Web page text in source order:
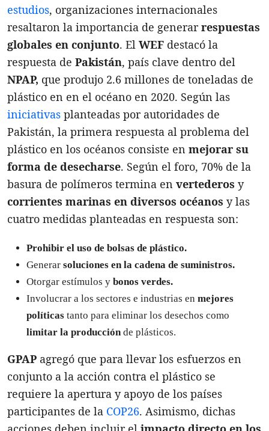
estudios, organizaciones internacionales
resaltaron la importancia de generarrespuestas
globales en conjunto. El WEF destacó la
respuesta de Pakistán, país clave dentro del
NPAP, que produjo 2.6 millones de toneladas de
plástico en en el océano en 2020. Según las
iniciativas planteadas por autoridades de
Pakistán, la primera respuesta al problema del
plástico en los océanos consiste en mejorar su
forma de desecharse. Según el foro, 70% de la
basura de polímeros termina en vertederos y
corrientes marinas en diversos océanos y las
cuatro medidas planteadas en respuesta son:
Prohibir el uso de bolsas de plástico.
Generar soluciones en la cadena de suministros.
Otorgar estímulos y bonos verdes.
Involucrar a los sectores e industrias en mejores
políticas tanto para eliminar los desechos como
limitar la producción de plásticos.
GPAP agregó que para llevar los esfuerzos en
conjunto a la acción contra el plástico se
requiere la apertura y apoyo de los países
participantes de la COP26. Asimismo, dichas